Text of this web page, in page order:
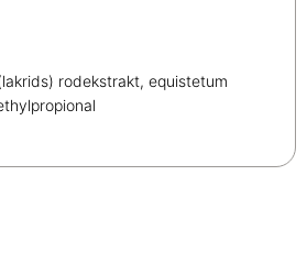
rodekstrakt, equistetum